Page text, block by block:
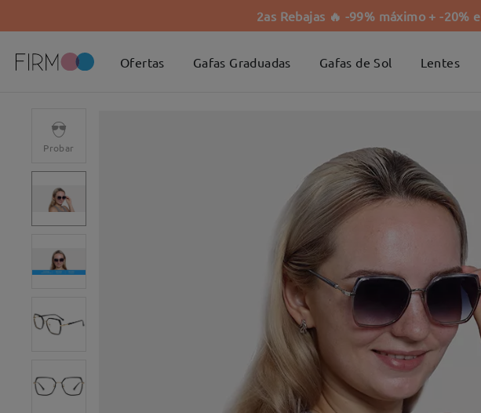
2as Rebajas 🔥 -99% máximo + -20%
Ofertas Gafas Graduadas Gafas de Sol Lentes
Probar